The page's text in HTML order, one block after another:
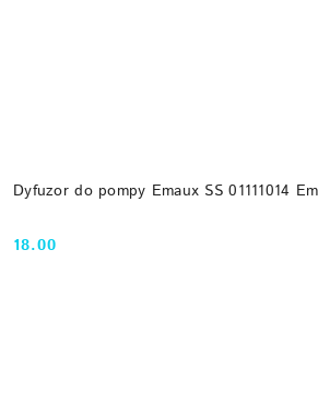
Dyfuzor do pompy Emaux SS 01111014
Cena:
18.00